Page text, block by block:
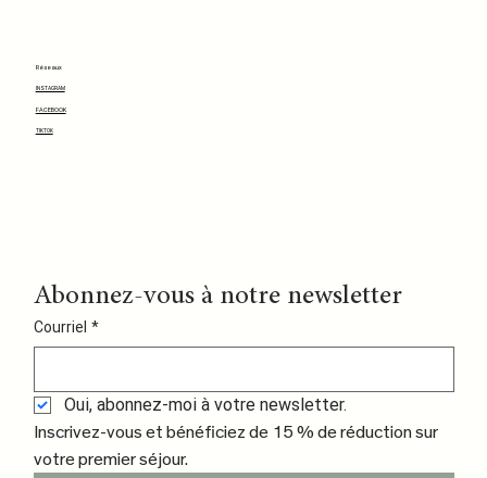
Réseaux
INSTAGRAM
FACEBOOK
TIKTOK
Abonnez-vous à notre newsletter
Courriel *
Oui, abonnez-moi à votre newsletter.
Inscrivez-vous et bénéficiez de 15 % de réduction sur
votre premier séjour.